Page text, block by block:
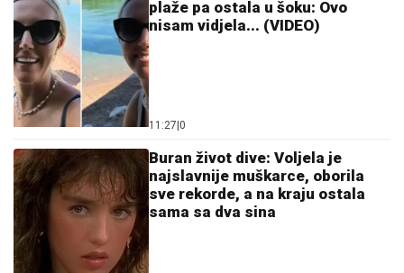
plaže pa ostala u šoku: Ovo
nisam vidjela... (VIDEO)
11:27|0
Buran život dive: Voljela je
najslavnije muškarce, oborila
sve rekorde, a na kraju ostala
sama sa dva sina